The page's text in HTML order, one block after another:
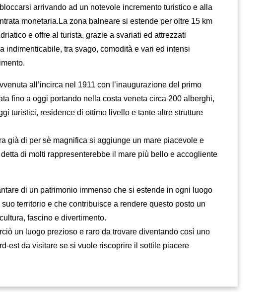
arrivando ad un notevole incremento turistico e alla
monetaria.La zona balneare si estende per oltre 15 km
e offre al turista, grazie a svariati ed attrezzati
indimenticabile, tra svago, comodità e vari ed intensi
all’incirca nel 1911 con l’inaugurazione del primo
fino a oggi portando nella costa veneta circa 200 alberghi,
turistici, residence di ottimo livello e tante altre strutture
già di per sè magnifica si aggiunge un mare piacevole e
di molti rappresenterebbe il mare più bello e accogliente
di un patrimonio immenso che si estende in ogni luogo
territorio e che contribuisce a rendere questo posto un
fascino e divertimento.
un luogo prezioso e raro da trovare diventando così uno
est da visitare se si vuole riscoprire il sottile piacere